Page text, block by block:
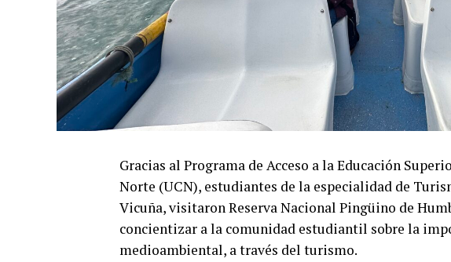
Gracias al Programa de Acceso a la Educación
Norte (UCN), estudiantes de la especialidad de
Vicuña, visitaron Reserva Nacional Pingüino de
concientizar a la comunidad estudiantil sobre la
medioambiental, a través del turismo.